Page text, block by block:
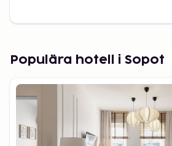
Populära hotell i Sopot